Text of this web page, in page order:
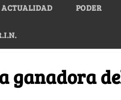
ACTUALIDAD PODER
ganadora